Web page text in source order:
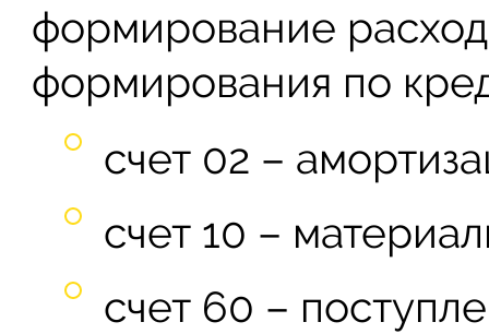
формирование
формирования по
счет 02 –
счет 10 –
счет 60 –